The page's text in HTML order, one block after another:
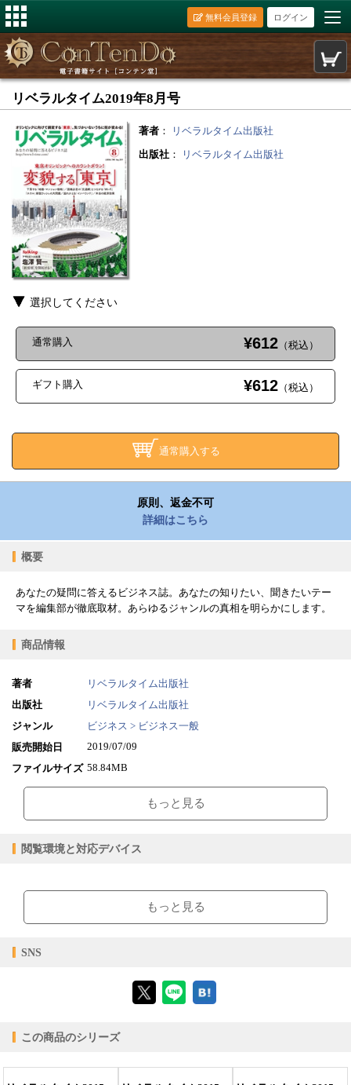
ログイン
無料会員登録
リベラルタイム2019年8月号
著者 ：
リベラルタイム出版社
出版社 ： リベラルタイム出版社
選択してください
通常購入 ¥612 （税込）
ギフト購入 ¥612 （税込）
通常購入する
原則、返金不可
詳細はこちら
概要
あなたの疑問に答えるビジネス誌。あなたの知りたい、聞きたいテー
マを編集部が徹底取材。あらゆるジャンルの真相を明らかにします。
商品情報
著者
リベラルタイム出版社
出版社
リベラルタイム出版社
ジャンル
ビジネス > ビジネス一般
販売開始日
2019/07/09
ファイルサイズ 58.84MB
ファイル形式
epub
購入
レンタル
閲覧可能期間
もっと見る
閲覧環境と対応デバイス
ブラウザビューア・PC版ConTenDoビューア・モバイルビューア
【対応デバイス】
【PC版ConTenDoビューア】
もっと見る
SNS
この商品のシリーズ